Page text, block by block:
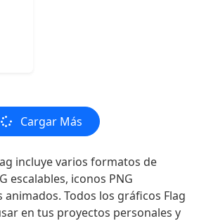
Cargar Más
incluye varios formatos de
escalables, iconos PNG
animados. Todos los gráficos Flag
en tus proyectos personales y